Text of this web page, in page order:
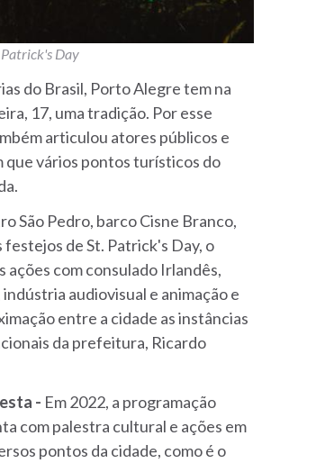
Day
do Brasil, Porto Alegre tem na
17, uma tradição. Por esse
articulou atores públicos e
que vários pontos turísticos do
São Pedro, barco Cisne Branco,
festejos de St. Patrick's Day, o
com consulado Irlandês,
audiovisual e animação e
entre a cidade as instâncias
da prefeitura, Ricardo
- Em 2022, a programação
com palestra cultural e ações em
pontos da cidade, como é o